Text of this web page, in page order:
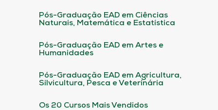
Pós-Graduação EAD em Ciências
Naturais, Matemática e Estatística
Pós-Graduação EAD em Artes e
Humanidades
Pós-Graduação EAD em Agricultura,
Silvicultura, Pesca e Veterinária
Os 20 Cursos Mais Vendidos